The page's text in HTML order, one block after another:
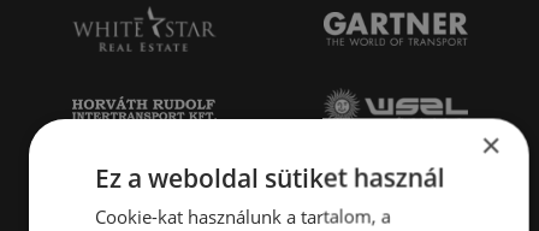
×
Ez a weboldal sütiket használ
Cookie-kat használunk a tartalom, a